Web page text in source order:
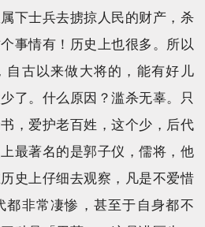
下士兵去掳掠人民的财产，杀
事情有！历史上也很多。所以
自古以来做大将的，能有好儿
了。什么原因？滥杀无辜。只
，爱护老百姓，这个少，后代
最著名的是郭子仪，儒将，他
史上仔细去观察，凡是不爱惜
都非常凄惨，甚至于自身都不